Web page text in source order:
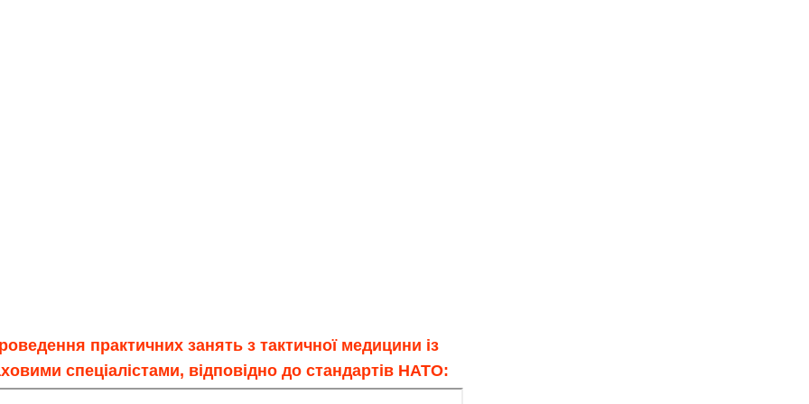
практичних занять з тактичної медицини із
спеціалістами, відповідно до стандартів НАТО: